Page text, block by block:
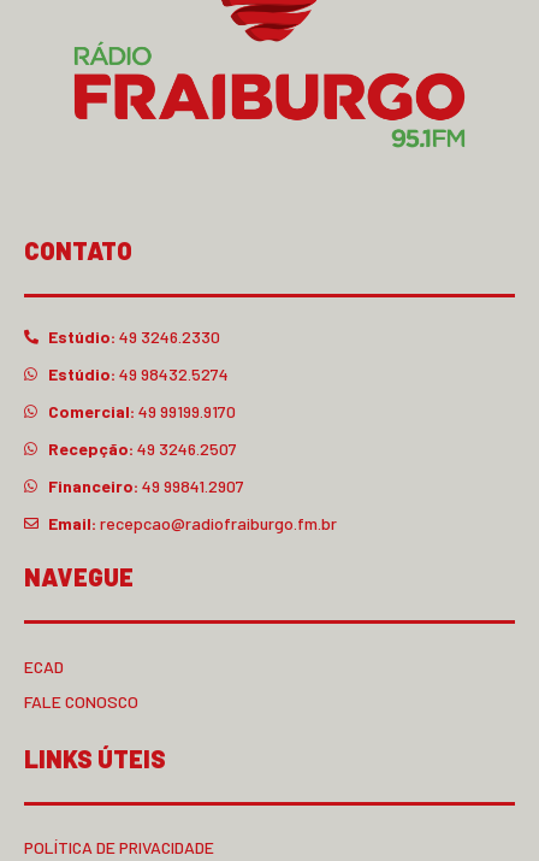
CONTATO
Estúdio: 49 3246.2330
Estúdio: 49 98432.5274
Comercial: 49 99199.9170
Recepção: 49 3246.2507
Financeiro: 49 99841.2907
Email: recepcao@radiofraiburgo.fm.br
NAVEGUE
ECAD
FALE CONOSCO
LINKS ÚTEIS
POLÍTICA DE PRIVACIDADE